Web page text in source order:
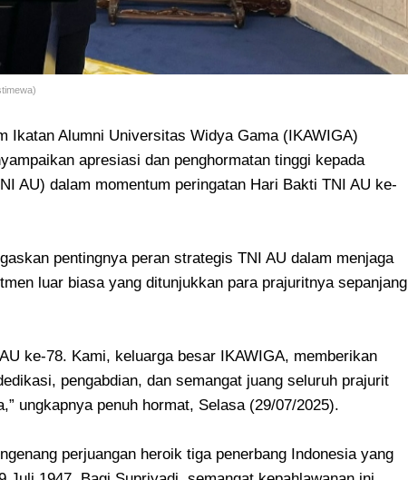
Ikatan Alumni Universitas Widya Gama (IKAWIGA)
apresiasi dan penghormatan tinggi kepada
AU) dalam momentum peringatan Hari Bakti TNI AU ke-
pentingnya peran strategis TNI AU dalam menjaga
luar biasa yang ditunjukkan para prajuritnya sepanjang
ke-78. Kami, keluarga besar IKAWIGA, memberikan
pengabdian, dan semangat juang seluruh prajurit
ungkapnya penuh hormat, Selasa (29/07/2025).
perjuangan heroik tiga penerbang Indonesia yang